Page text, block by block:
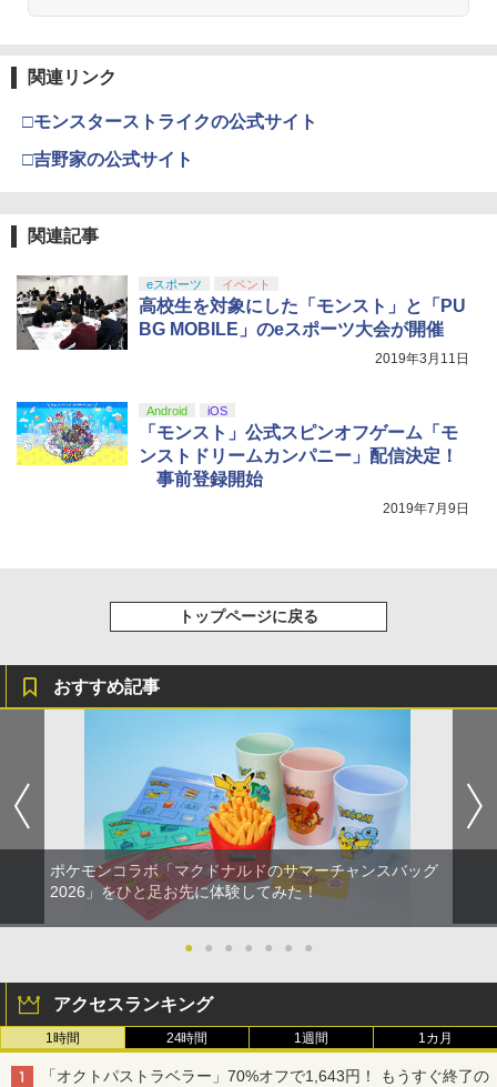
4
PRO FREAK V2 プロフリーク PS5 PS4
￥1,999
無段階高さ調節 profreek バージョン2 P
S4 PS5 nintendo switch プロコン対応
【定形外郵便のみ送料無料】Playstatio
n 5 特許取得済み 日本製 しまリス堂
タンド ディスクドライブ 搭載 非搭載 モ
サリー 横型スタンド 放熱 PlayStation5
5
Switch2 ケース 即納 スイッチ2 Nintend
o Switch Lite 対応 スイッチ スイッチツ
ルなど 収納可能 ギフト プレゼント シン
プル 無地 黒 ピンク 黄色 赤 青 送料無料
￥1,100
4
【中古】【Blu−ray】この世界の片隅
5
【中古】 Blu－ray ファインディング・
ニモ MovieNEX / アニメ / Happinet [Bl
5
ニンテンドープリペイド番号 5000円|オ
￥11,980
￥10,737
【純正品】DualSense ワイヤレスコン
￥10,737
【純正品】Xbox ワイヤレス コントロー
4
【純正品】Xbox 充電式バッテリー + US
5
【国内正規品】Thrustmaster スラスト
マスター TH8S シフター - PC、PS4、P
S5、PS5 Pro、Xbox One、Xbox Serie
￥14,141
(オリジナル特典:オリジナル巾着＋メー
カー特典:【坤と離】二振りの剣、十翼よ
り来たる！スタジオ描き下ろしイラスト
ボード付) [Blu-ray]
4
劇場版「鬼滅の刃」無限城編 第一章 猗
窩座再来 完全生産限定版 [Blu-ray]
5
【Amazon.co.jp限定】劇場版モノノ怪
第三章 蛇神 (オリジナル特典:オリジナル
巾着＋メーカー特典:【坤と離】二振りの
剣、十翼より来たる！スタジオ描き下ろ
関連リンク
□モンスターストライクの公式サイト
□吉野家の公式サイト
関連記事
eスポーツ イベント
高校生を対象にした「モンスト」と「PU
BG MOBILE」のeスポーツ大会が開催
2019年3月11日
Android iOS
「モンスト」公式スピンオフゲーム「モ
ンストドリームカンパニー」配信決定！
事前登録開始
2019年7月9日
トップページに戻る
おすすめ記事
ポケモンコラボ「マクドナルドのサマーチャンスバッグ
2026」をひと足お先に体験してみた！
● ● ● ● ● ● ●
アクセスランキング
1時間 24時間 1週間 1カ月
「オクトパストラベラー」70%オフで1,643円！ もうすぐ終了の